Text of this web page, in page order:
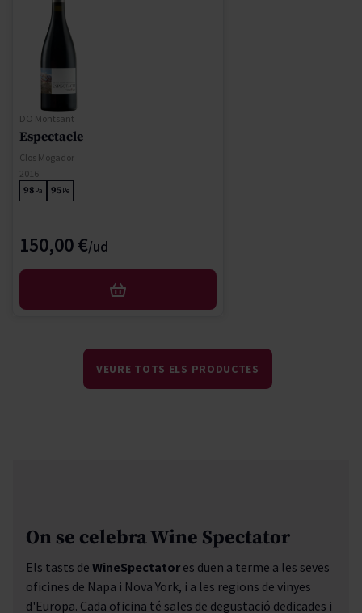
DO Montsant
Espectacle
Clos Mogador
2016
98Pa 95Pe
150,00 €
AFEGIR
VEURE TOTS ELS PRODUCTES
On se celebra Wine Spectator
Els tasts de WineSpectator es duen a terme a les seves
oficines de Napa i Nova York, i a les regions de vinyes
d'Europa. Cada oficina té sales de degustació dedicades i